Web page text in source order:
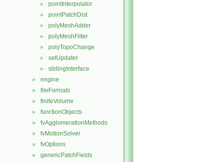
► pointInterpolator
► pointPatchDist
► polyMeshAdder
► polyMeshFilter
► polyTopoChange
► setUpdater
► slidingInterface
► engine
► fileFormats
► finiteVolume
► functionObjects
► fvAgglomerationMethods
► fvMotionSolver
► fvOptions
► genericPatchFields